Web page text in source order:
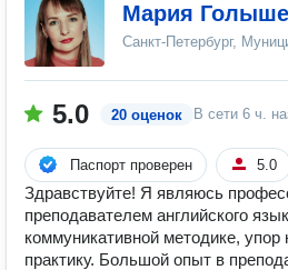
Мария
Санкт-Петербург,
5.0 20 оценок В сети 6 ч.
Паспорт проверен 5.0
Здравствуйте! Я являюсь
преподавателем английского
коммуникативной методике, упор
практику. Большой опыт в